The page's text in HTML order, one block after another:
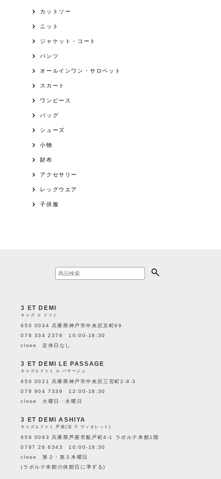
カットソー
ニット
ジャケット・コート
パンツ
オールインワン・サロペット
スカート
ワンピース
バッグ
シューズ
小物
財布
アクセサリー
レッグウエア
子供服
3 ET DEMI
キャズ エ ドゥミ
650 0034 兵庫県神戸市中央区京町69
078 334 2378 10:00-18:30
close 定休日なし
3 ET DEMI LE PASSAGE
キャズエドゥミ ル パサージュ
650 0021 兵庫県神戸市中央区三宮町2-8-3
078 904 7339 12:00-18:30
close 火曜日・水曜日
3 ET DEMI ASHIYA
キャズエドゥミ 芦屋(旧 ラ ヴィオレット)
659 0093 兵庫県芦屋市船戸町4-1 ラポルテ本館1階
0797 26 6343 10:00-18:30
close 第２・第３木曜日
(ラポルテ本館の休館日に準ずる)